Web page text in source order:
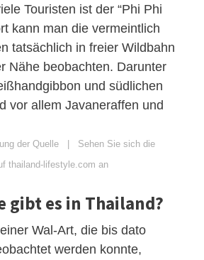
Touristen ist der “Phi Phi
kann man die vermeintlich
tatsächlich in freier Wildbahn
Nähe beobachten. Darunter
und südlichen
vor allem Javaneraffen und
der Quelle | Sehen Sie sich die
thailand-lifestyle.com an
gibt es in Thailand?
Wal-Art, die bis dato
werden konnte,